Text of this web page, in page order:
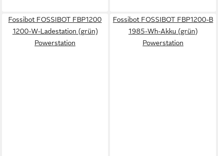
Fossibot FOSSIBOT FBP1200
1200-W-Ladestation (grün)
Powerstation
Fossibot FOSSIBOT FBP1200-B
1985-Wh-Akku (grün)
Powerstation